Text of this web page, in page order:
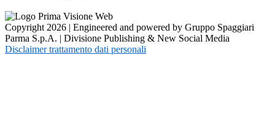
Copyright 2026 | Engineered and powered by Gruppo Spaggiari
Parma S.p.A. | Divisione Publishing & New Social Media
Disclaimer trattamento dati personali